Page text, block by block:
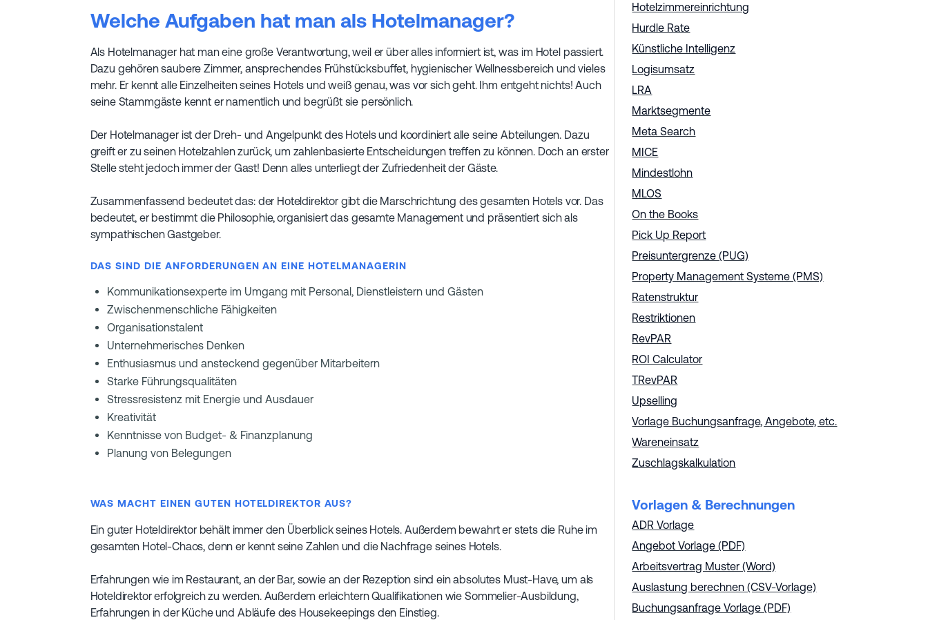
Welche Aufgaben hat man als Hotelmanager?
Als Hotelmanager hat man eine große Verantwortung, weil er über alles informiert ist, was im Hotel passiert.
Dazu gehören saubere Zimmer, ansprechendes Frühstücksbuffet, hygienischer Wellnessbereich und vieles
mehr. Er kennt alle Einzelheiten seines Hotels und weiß genau, was vor sich geht. Ihm entgeht nichts! Auch
seine Stammgäste kennt er namentlich und begrüßt sie persönlich.
Der Hotelmanager ist der Dreh- und Angelpunkt des Hotels und koordiniert alle seine Abteilungen. Dazu
greift er zu seinen Hotelzahlen zurück, um zahlenbasierte Entscheidungen treffen zu können. Doch an erster
Stelle steht jedoch immer der Gast! Denn alles unterliegt der Zufriedenheit der Gäste.
Zusammenfassend bedeutet das: der Hoteldirektor gibt die Marschrichtung des gesamten Hotels vor. Das
bedeutet, er bestimmt die Philosophie, organisiert das gesamte Management und präsentiert sich als
sympathischen Gastgeber.
DAS SIND DIE ANFORDERUNGEN AN EINE HOTELMANAGERIN
Kommunikationsexperte im Umgang mit Personal, Dienstleistern und Gästen
Zwischenmenschliche Fähigkeiten
Organisationstalent
Unternehmerisches Denken
Enthusiasmus und ansteckend gegenüber Mitarbeitern
Starke Führungsqualitäten
Stressresistenz mit Energie und Ausdauer
Kreativität
Kenntnisse von Budget- & Finanzplanung
Planung von Belegungen
WAS MACHT EINEN GUTEN HOTELDIREKTOR AUS?
Ein guter Hoteldirektor behält immer den Überblick seines Hotels. Außerdem bewahrt er stets die Ruhe im
gesamten Hotel-Chaos, denn er kennt seine Zahlen und die Nachfrage seines Hotels.
Erfahrungen wie im Restaurant, an der Bar, sowie an der Rezeption sind ein absolutes Must-Have, um als
Hoteldirektor erfolgreich zu werden. Außerdem erleichtern Qualifikationen wie Sommelier-Ausbildung,
Erfahrungen in der Küche und Abläufe des Housekeepings den Einstieg.
Hotelzimmereinrichtung
Hurdle Rate
Künstliche Intelligenz
Logisumsatz
LRA
Marktsegmente
Meta Search
MICE
Mindestlohn
MLOS
On the Books
Pick Up Report
Preisuntergrenze (PUG)
Property Management Systeme (PMS)
Ratenstruktur
Restriktionen
RevPAR
ROI Calculator
TRevPAR
Upselling
Vorlage Buchungsanfrage, Angebote, etc.
Wareneinsatz
Zuschlagskalkulation
Vorlagen & Berechnungen
ADR Vorlage
Angebot Vorlage (PDF)
Arbeitsvertrag Muster (Word)
Auslastung berechnen (CSV-Vorlage)
Buchungsanfrage Vorlage (PDF)